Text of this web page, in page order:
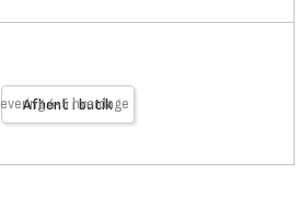
Afhent i butik
4-5 hverdage